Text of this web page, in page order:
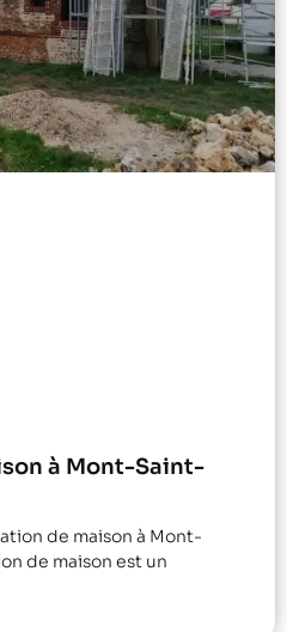
à Mont-Saint-
de maison à Mont-
de maison est un